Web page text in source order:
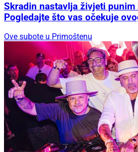
Skradin nastavlja živjeti
Pogledajte što vas očekuje
Ove subote u Primoštenu